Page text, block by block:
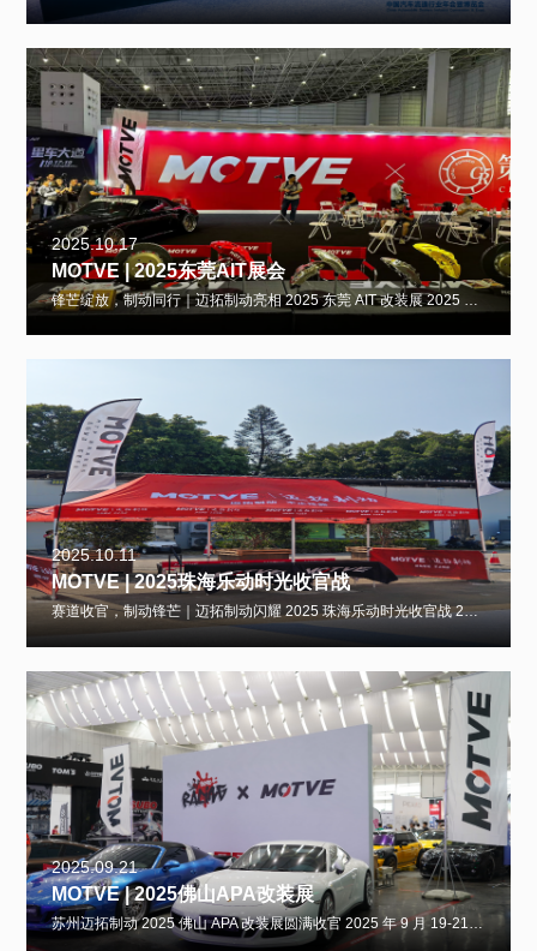
2025.10.17
MOTVE | 2025东莞AIT展会
锋芒绽放，制动同行｜迈拓制动亮相 2025 东莞 AIT 改装展 2025 年 10 月 17-19 日，第 12 届东莞 AIT 中国国际汽车改装展览会在广东现代国际展览中心盛大启幕。作为粤港澳大湾区极具影响力的改装行业盛会，本次展会汇
2025.10.11
MOTVE | 2025珠海乐动时光收官战
赛道收官，制动锋芒｜迈拓制动闪耀 2025 珠海乐动时光收官战 2025 年 10 月 11-12 日，2025 乐动时光・赛道英雄系列赛收官战于珠海国际赛车场燃情启幕，这场汇聚众多车手与改装爱好者的速度盛宴，为年度赛事画上圆满句号
2025.09.21
MOTVE | 2025佛山APA改装展
苏州迈拓制动 2025 佛山 APA 改装展圆满收官 2025 年 9 月 19-21 日，2025 APAxpo 佛山改装展（原 APA 改装展）在佛山潭洲国际会展中心盛大举办，作为粤港澳大湾区极具影响力的改装行业盛会，吸引全球千余家品牌、数万车